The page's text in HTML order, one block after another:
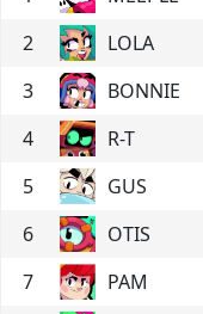
2
LOLA
3
BONNIE
4
R-T
5
GUS
6
OTIS
7
PAM